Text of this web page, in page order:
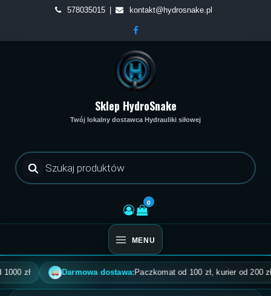
content
578035015 kontakt@hydrosnake.pl
Sklep HydroSnake
Twój lokalny dostawca Hydrauliki siłowej
Wyszukiwarka
produktów
0
MENU
zł Darmowa dostawa:Paczkomat od 100 zł, kurier od 200 zł,